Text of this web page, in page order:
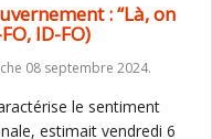
: “Là, on
ID-FO)
08 septembre 2024.
le sentiment
estimait vendredi 6